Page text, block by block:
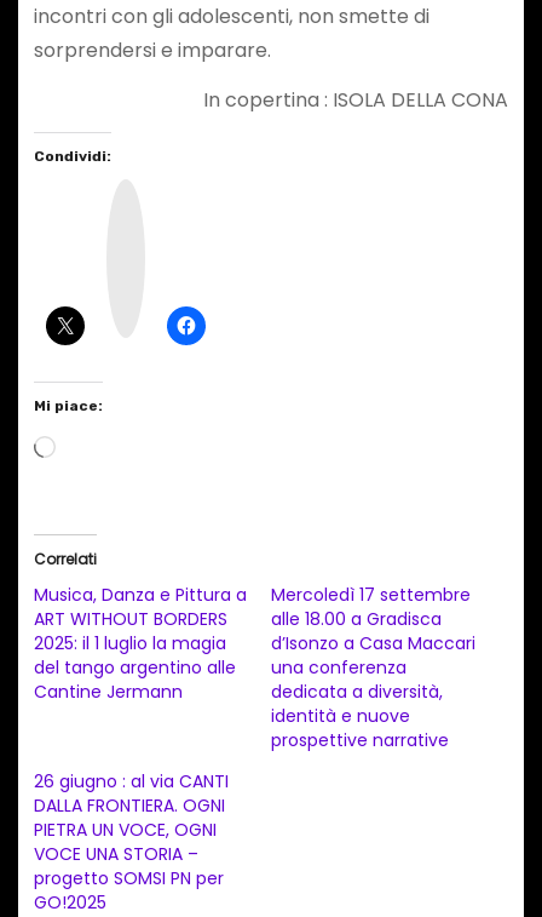
incontri con gli adolescenti, non smette di
sorprendersi e imparare.
In copertina : ISOLA DELLA CONA
Condividi:
Mi piace:
C
a
m
e
o
i
n
c
Correlati
Musica, Danza e Pittura a
ART WITHOUT BORDERS
2025: il 1 luglio la magia
del tango argentino alle
Cantine Jermann
Mercoledì 17 settembre
alle 18.00 a Gradisca
d’Isonzo a Casa Maccari
una conferenza
dedicata a diversità,
identità e nuove
prospettive narrative
26 giugno : al via CANTI
DALLA FRONTIERA. OGNI
PIETRA UN VOCE, OGNI
VOCE UNA STORIA –
progetto SOMSI PN per
GO!2025